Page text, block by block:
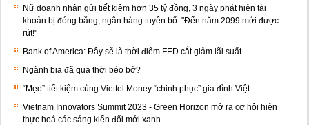
Nữ doanh nhân gửi tiết kiệm hơn 35 tỷ đồng, 3 ngày phát hiện tài
khoản bị đóng băng, ngân hàng tuyên bố: "Đến năm 2099 mới được
rút!"
Bank of America: Đây sẽ là thời điểm FED cắt giảm lãi suất
Ngành bia đã qua thời béo bở?
“Mẹo” tiết kiệm cùng Viettel Money “chinh phục” gia đình Việt
Vietnam Innovators Summit 2023 - Green Horizon mở ra cơ hội hiện
thực hoá các sáng kiến đổi mới xanh